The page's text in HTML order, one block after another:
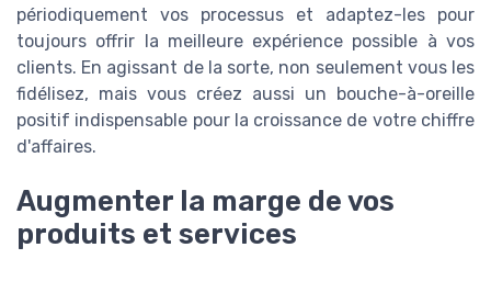
périodiquement vos processus et adaptez-les pour
toujours offrir la meilleure expérience possible à vos
clients. En agissant de la sorte, non seulement vous les
fidélisez, mais vous créez aussi un bouche-à-oreille
positif indispensable pour la croissance de votre chiffre
d'affaires.
Augmenter la marge de vos
produits et services